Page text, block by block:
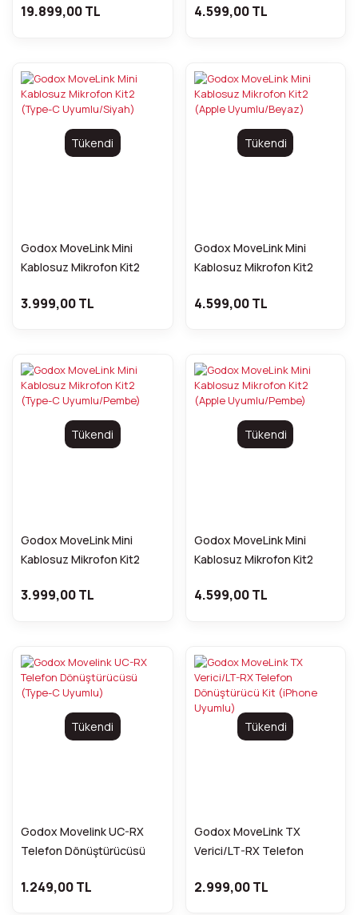
19.899,00 TL 4.599,00 TL
Tükendi
Godox MoveLink Mini
Kablosuz Mikrofon Kit2
3.999,00 TL
Tükendi
Godox MoveLink Mini
Kablosuz Mikrofon Kit2
4.599,00 TL
Tükendi
Godox MoveLink Mini
Kablosuz Mikrofon Kit2
3.999,00 TL
Tükendi
Godox MoveLink Mini
Kablosuz Mikrofon Kit2
4.599,00 TL
Tükendi
Godox Movelink UC-RX
Telefon Dönüştürücüsü
1.249,00 TL
Tükendi
Godox MoveLink TX
Verici/LT-RX Telefon
Uyumlu)
2.999,00 TL